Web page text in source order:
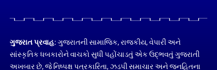
ગુજરાત પ્રવાહ: ગુજરાતની સામાજિક, રાજકીય, વેપારી અને
સાંસ્કૃતિક ધબકારોને વાચકો સુધી પહોંચાડતું એક ઉદ્ભવતું ગુજરાતી
અખબાર છે, જે નિષ્પક્ષ પત્રકારિતા, ઝડપી સમાચાર અને જનહિતના